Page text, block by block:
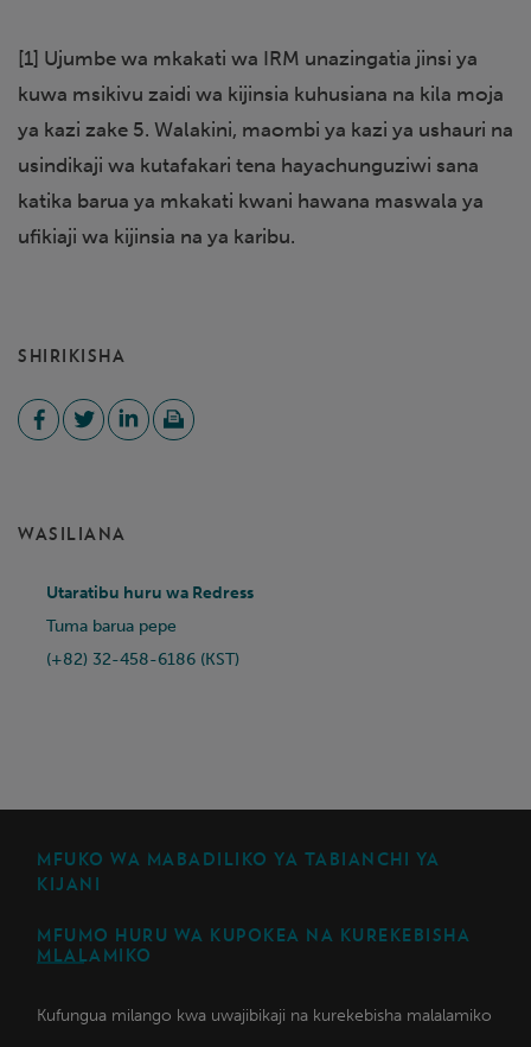
[1] Ujumbe wa mkakati wa IRM unazingatia jinsi ya
kuwa msikivu zaidi wa kijinsia kuhusiana na kila moja
ya kazi zake 5. Walakini, maombi ya kazi ya ushauri na
usindikaji wa kutafakari tena hayachunguziwi sana
katika barua ya mkakati kwani hawana maswala ya
ufikiaji wa kijinsia na ya karibu.
SHIRIKISHA
WASILIANA
Utaratibu huru wa Redress
Tuma barua pepe
(+82) 32-458-6186 (KST)
MFUKO WA MABADILIKO YA TABIANCHI YA
KIJANI
MFUMO HURU WA KUPOKEA NA KUREKEBISHA
MLALAMIKO
Kufungua milango kwa uwajibikaji na kurekebisha malalamiko